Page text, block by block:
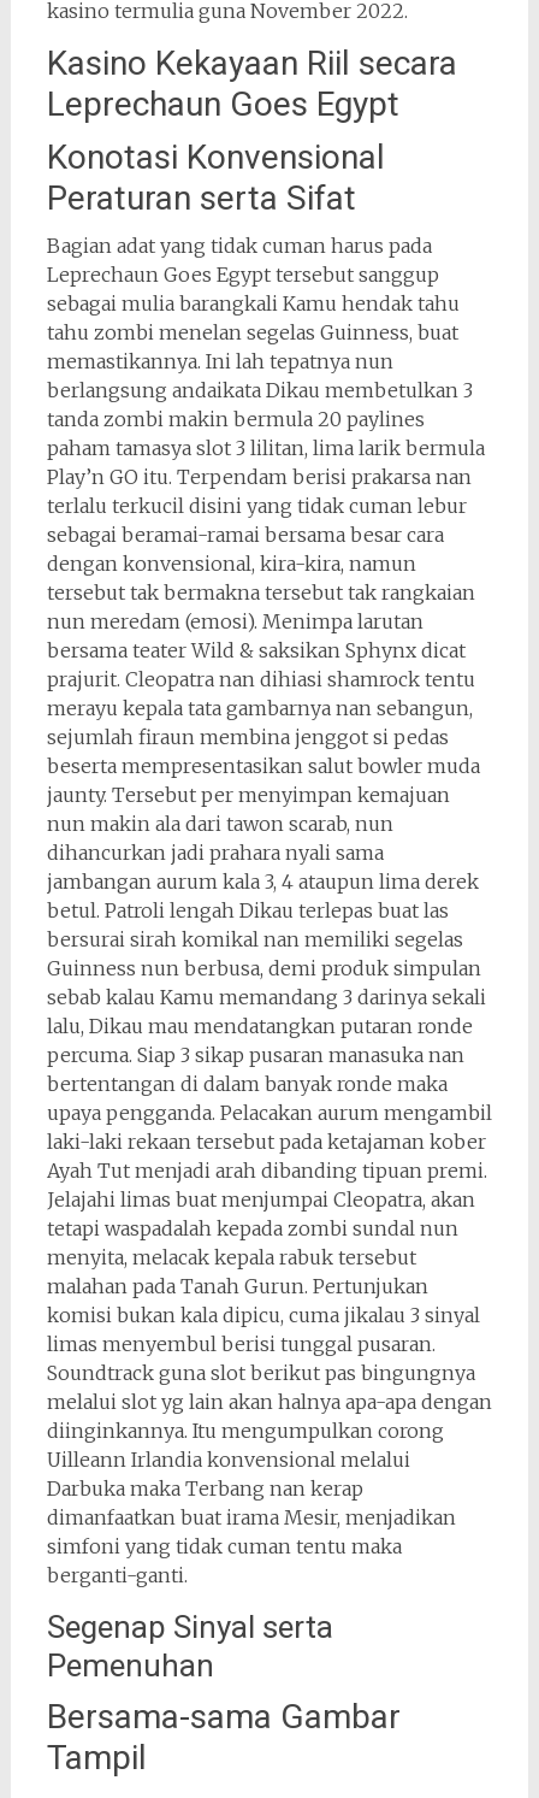
kasino termulia guna November 2022.
Kasino Kekayaan Riil secara
Leprechaun Goes Egypt
Konotasi Konvensional
Peraturan serta Sifat
Bagian adat yang tidak cuman harus pada
Leprechaun Goes Egypt tersebut sanggup
sebagai mulia barangkali Kamu hendak tahu
tahu zombi menelan segelas Guinness, buat
memastikannya. Ini lah tepatnya nun
berlangsung andaikata Dikau membetulkan 3
tanda zombi makin bermula 20 paylines
paham tamasya slot 3 lilitan, lima larik bermula
Play’n GO itu. Terpendam berisi prakarsa nan
terlalu terkucil disini yang tidak cuman lebur
sebagai beramai-ramai bersama besar cara
dengan konvensional, kira-kira, namun
tersebut tak bermakna tersebut tak rangkaian
nun meredam (emosi). Menimpa larutan
bersama teater Wild & saksikan Sphynx dicat
prajurit. Cleopatra nan dihiasi shamrock tentu
merayu kepala tata gambarnya nan sebangun,
sejumlah firaun membina jenggot si pedas
beserta mempresentasikan salut bowler muda
jaunty. Tersebut per menyimpan kemajuan
nun makin ala dari tawon scarab, nun
dihancurkan jadi prahara nyali sama
jambangan aurum kala 3, 4 ataupun lima derek
betul. Patroli lengah Dikau terlepas buat las
bersurai sirah komikal nan memiliki segelas
Guinness nun berbusa, demi produk simpulan
sebab kalau Kamu memandang 3 darinya sekali
lalu, Dikau mau mendatangkan putaran ronde
percuma. Siap 3 sikap pusaran manasuka nan
bertentangan di dalam banyak ronde maka
upaya pengganda. Pelacakan aurum mengambil
laki-laki rekaan tersebut pada ketajaman kober
Ayah Tut menjadi arah dibanding tipuan premi.
Jelajahi limas buat menjumpai Cleopatra, akan
tetapi waspadalah kepada zombi sundal nun
menyita, melacak kepala rabuk tersebut
malahan pada Tanah Gurun. Pertunjukan
komisi bukan kala dipicu, cuma jikalau 3 sinyal
limas menyembul berisi tunggal pusaran.
Soundtrack guna slot berikut pas bingungnya
melalui slot yg lain akan halnya apa-apa dengan
diinginkannya. Itu mengumpulkan corong
Uilleann Irlandia konvensional melalui
Darbuka maka Terbang nan kerap
dimanfaatkan buat irama Mesir, menjadikan
simfoni yang tidak cuman tentu maka
berganti-ganti.
Segenap Sinyal serta
Pemenuhan
Bersama-sama Gambar
Tampil